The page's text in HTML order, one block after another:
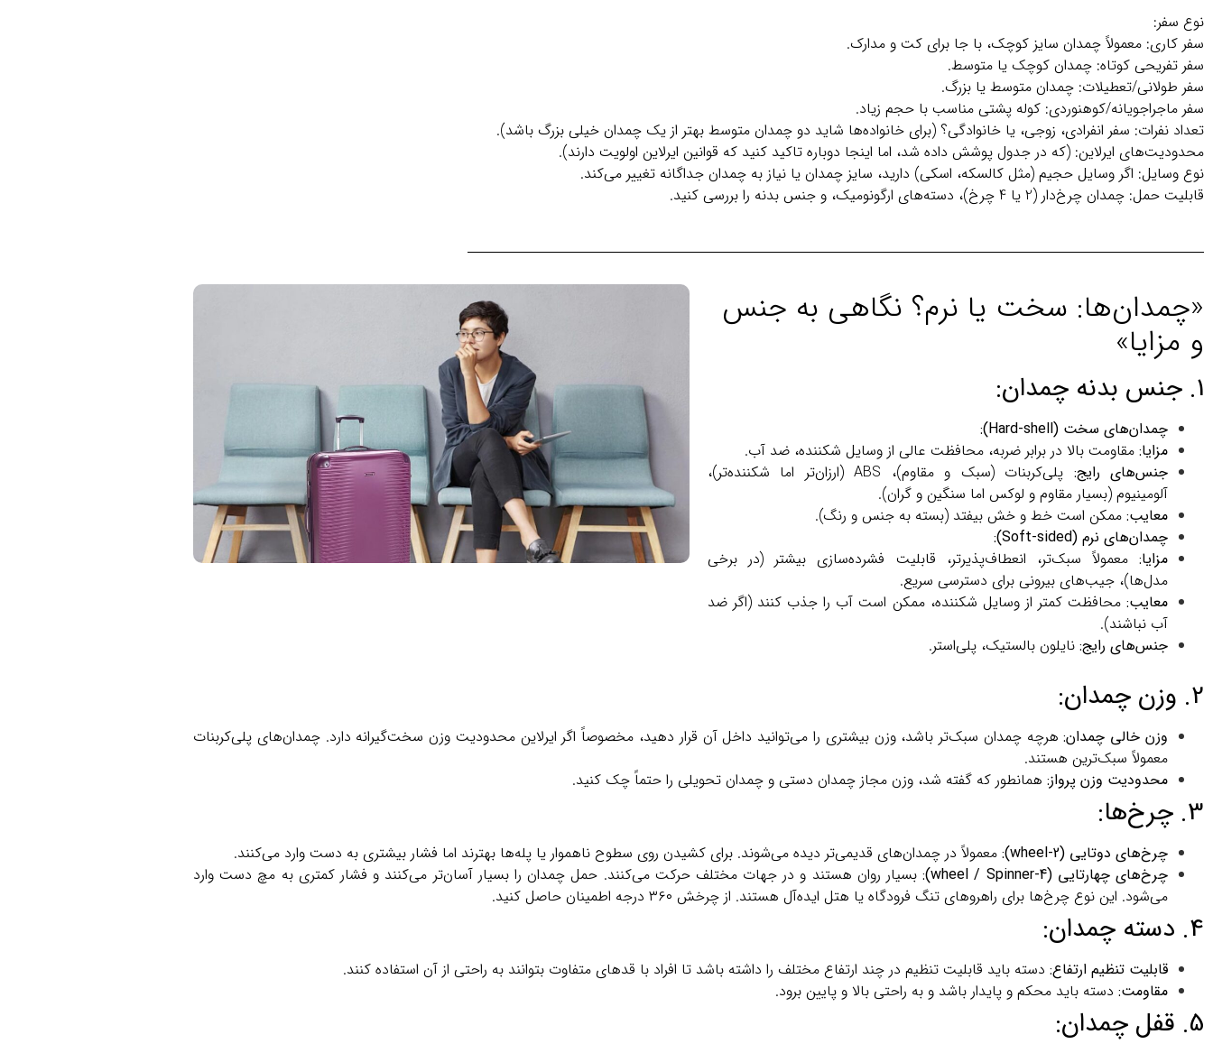
نوع سفر:
سفر کاری: معمولاً چمدان سایز کوچک، با جا برای کت و مدارک.
سفر تفریحی کوتاه: چمدان کوچک یا متوسط.
سفر طولانی/تعطیلات: چمدان متوسط یا بزرگ.
سفر ماجراجویانه/کوهنوردی: کوله پشتی مناسب با حجم زیاد.
تعداد نفرات: سفر انفرادی، زوجی، یا خانوادگی؟ (برای خانواده‌ها شاید دو چمدان متوسط بهتر از یک چمدان خیلی بزرگ باشد).
محدودیت‌های ایرلاین: (که در جدول پوشش داده شد، اما اینجا دوباره تاکید کنید که قوانین ایرلاین اولویت دارند).
نوع وسایل: اگر وسایل حجیم (مثل کالسکه، اسکی) دارید، سایز چمدان یا نیاز به چمدان جداگانه تغییر می‌کند.
قابلیت حمل: چمدان چرخ‌دار (2 یا 4 چرخ)، دسته‌های ارگونومیک، و جنس بدنه را بررسی کنید.
«چمدان‌ها: سخت یا نرم؟ نگاهی به جنس
و مزایا»
1. جنس بدنه چمدان:
چمدان‌های سخت (Hard-shell):
مزایا: مقاومت بالا در برابر ضربه، محافظت عالی از وسایل شکننده، ضد آب.
جنس‌های رایج:
پلی‌کربنات (سبک و مقاوم)، ABS (ارزان‌تر اما شکننده‌تر)،
آلومینیوم (بسیار مقاوم و لوکس اما سنگین و گران).
معایب: ممکن است خط و خش بیفتد (بسته به جنس و رنگ).
چمدان‌های نرم (Soft-sided):
مزایا: معمولاً سبک‌تر، انعطاف‌پذیرتر، قابلیت فشرده‌سازی بیشتر (در برخی
مدل‌ها)، جیب‌های بیرونی برای دسترسی سریع.
معایب: محافظت کمتر از وسایل شکننده، ممکن است آب را جذب کنند (اگر ضد
آب نباشند).
جنس‌های رایج: نایلون بالستیک، پلی‌استر.
2. وزن چمدان:
وزن خالی چمدان:هرچه چمدان سبک‌تر باشد، وزن بیشتری را می‌توانید داخل آن قرار دهید، مخصوصاً اگر ایرلاین محدودیت وزن سخت‌گیرانه دارد. چمدان‌های پلی‌کربنات
معمولاً سبک‌ترین هستند.
محدودیت وزن پرواز: همانطور که گفته شد، وزن مجاز چمدان دستی و چمدان تحویلی را حتماً چک کنید.
3. چرخ‌ها:
چرخ‌های دوتایی (2-wheel):
معمولاً در چمدان‌های قدیمی‌تر دیده می‌شوند. برای کشیدن روی سطوح ناهموار یا پله‌ها بهترند اما فشار بیشتری به دست وارد می‌کنند.
چرخ‌های چهارتایی (4-wheel / Spinner):
بسیار روان هستند و در جهات مختلف حرکت می‌کنند. حمل چمدان را بسیار آسان‌تر می‌کنند و فشار کمتری به مچ دست وارد
می‌شود. این نوع چرخ‌ها برای راهروهای تنگ فرودگاه یا هتل ایده‌آل هستند. از چرخش ۳۶۰ درجه اطمینان حاصل کنید.
4. دسته چمدان:
قابلیت تنظیم ارتفاع: دسته باید قابلیت تنظیم در چند ارتفاع مختلف را داشته باشد تا افراد با قد‌های متفاوت بتوانند به راحتی از آن استفاده کنند.
مقاومت: دسته باید محکم و پایدار باشد و به راحتی بالا و پایین برود.
5. قفل چمدان: